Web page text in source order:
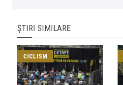
ȘTIRI SIMILARE
CICLISM